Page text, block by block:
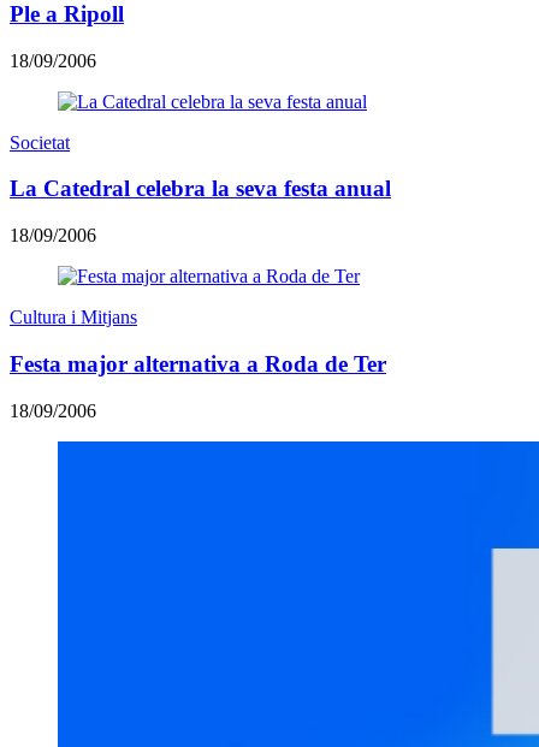
Ple a Ripoll
18/09/2006
Societat
La Catedral celebra la seva festa anual
18/09/2006
Cultura i Mitjans
Festa major alternativa a Roda de Ter
18/09/2006